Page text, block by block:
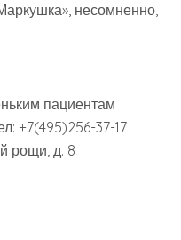
несомненно,
пациентам
+7(495)256-37-17
рощи, д. 8